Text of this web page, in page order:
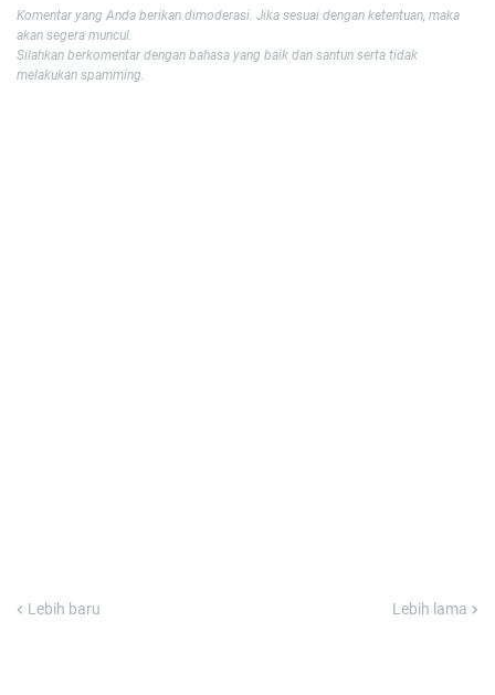
Komentar yang Anda berikan dimoderasi. Jika sesuai dengan ketentuan, maka
akan segera muncul.
Silahkan berkomentar dengan bahasa yang baik dan santun serta tidak
melakukan spamming.
Lebih baru Lebih lama